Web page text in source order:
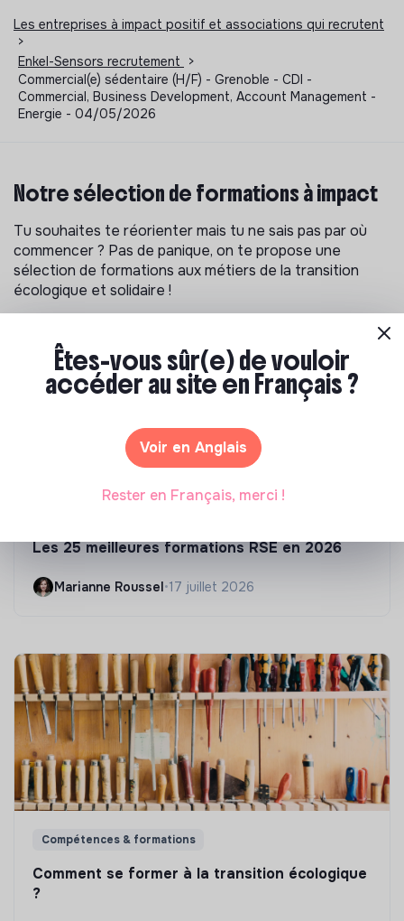
Les entreprises à impact positif et associations qui recrutent
>
Enkel-Sensors recrutement
>
Commercial(e) sédentaire (H/F) - Grenoble - CDI -
Commercial, Business Development, Account Management -
Energie - 04/05/2026
Notre sélection de formations à impact
Tu souhaites te réorienter mais tu ne sais pas par où
commencer ? Pas de panique, on te propose une
sélection de formations aux métiers de la transition
écologique et solidaire !
Les 25 meilleures formations RSE en 2026
Marianne Roussel•17 juillet 2026
Compétences & formations
Comment se former à la transition écologique
?
Êtes-vous sûr(e) de vouloir
accéder au site en Français ?
Voir en Anglais
Rester en Français, merci !